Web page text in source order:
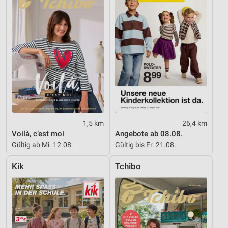
1,5 km
Voilà, c’est moi
Gültig ab Mi. 12.08.
26,4 km
Angebote ab 08.08.
Gültig bis Fr. 21.08.
Kik Tchibo
Werbung
Verwendung von Profilen zur Auswahl
personalisierter Werbung
Erstellung von Profilen zur Personalisierung
von Inhalten
Verwendung von Profilen zur Auswahl
personalisierter Inhalte
Messung der Performance von Inhalten
Kombinationen von Daten aus verschiedenen
Quellen
Entwicklung und Verbesserung der Angebote
Verwendung reduzierter Daten zur Auswahl von